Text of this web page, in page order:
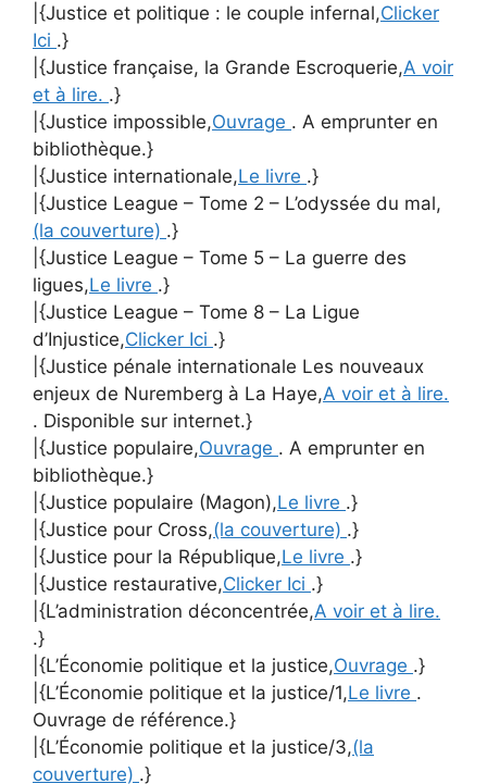
|{Justice et politique : le couple infernal,Clicker
Ici .}
|{Justice française, la Grande Escroquerie,A voir
et à lire. .}
|{Justice impossible,Ouvrage . A emprunter en
bibliothèque.}
|{Justice internationale,Le livre .}
|{Justice League – Tome 2 – L’odyssée du mal,
(la couverture) .}
|{Justice League – Tome 5 – La guerre des
ligues,Le livre .}
|{Justice League – Tome 8 – La Ligue
d’Injustice,Clicker Ici .}
|{Justice pénale internationale Les nouveaux
enjeux de Nuremberg à La Haye,A voir et à lire.
. Disponible sur internet.}
|{Justice populaire,Ouvrage . A emprunter en
bibliothèque.}
|{Justice populaire (Magon),Le livre .}
|{Justice pour Cross,(la couverture) .}
|{Justice pour la République,Le livre .}
|{Justice restaurative,Clicker Ici .}
|{L’administration déconcentrée,A voir et à lire.
.}
|{L’Économie politique et la justice,Ouvrage .}
|{L’Économie politique et la justice/1,Le livre .
Ouvrage de référence.}
|{L’Économie politique et la justice/3,(la
couverture) .}